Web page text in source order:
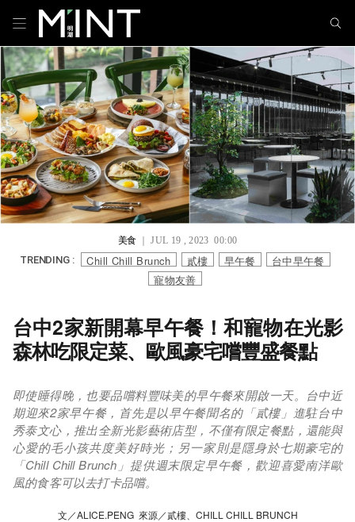
美食｜ JUL 19 , 2023 00:00
TRENDING : Chill Chill Brunch 貳樓 早午餐
台中早午餐
寵物友善
台中2家新開幕早午餐！和寵物在光影
森林吃限定菜、歐風豪宅嚐豐盛餐點
即使睡得晚，也要品嚐料豐味美的早午餐來開啟一天。台中近
期迎來2家早午餐，首先是以早午餐聞名的「貳樓」進駐台中
秀泰文心，推出全新光影藝術店型，不僅有限定餐點，還能與
心愛的毛小孩共度美好時光；另一家則是隱身於七期豪宅的
「Chill Chill Brunch」提供週末限定早午餐，歡迎喜愛南洋歐
風的食客可以去打卡品嚐。
文／ALICE.PENG 來源／貳樓、CHILL CHILL BRUNCH